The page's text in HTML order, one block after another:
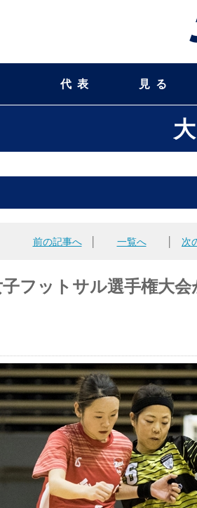
代表 見る
前の記事へ│ 一覧へ 次
フットサル選手権大会